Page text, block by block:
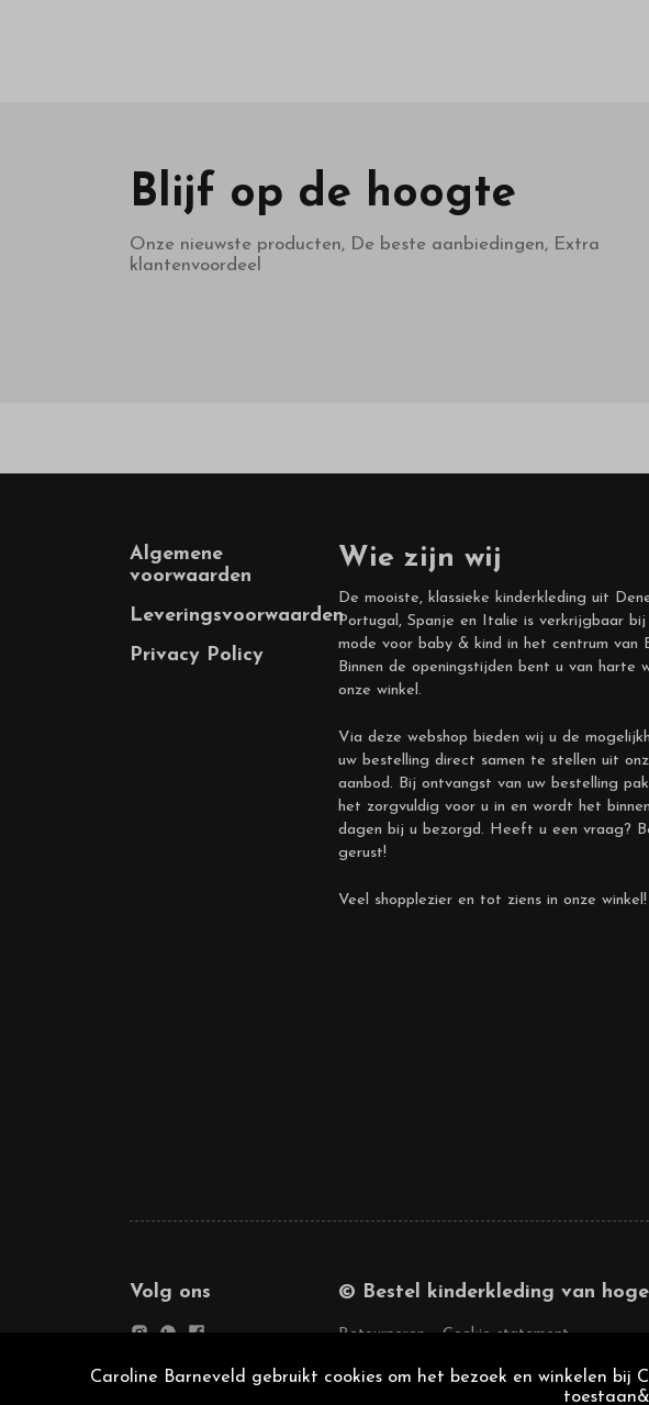
Blijf op de hoogte
Onze nieuwste producten, De beste aanbiedingen, Extra
klantenvoordeel
Footer
Algemene
voorwaarden
Leveringsvoorwaarden
Privacy Policy
Wie zijn wij
De mooiste, klassieke kinderkleding uit
Portugal, Spanje en Italie is verkrijgbaar bij
mode voor baby & kind in het centrum van
Binnen de openingstijden bent u van harte
onze winkel.
Via deze webshop bieden wij u de
uw bestelling direct samen te stellen uit
aanbod. Bij ontvangst van uw bestelling
het zorgvuldig voor u in en wordt het
dagen bij u bezorgd. Heeft u een vraag?
gerust!
Veel shopplezier en tot ziens in onze winkel!
Volg ons © Bestel kinderkleding van
Retourneren Cookie statement
Caroline Barneveld gebruikt cookies om het bezoek en winkelen bij